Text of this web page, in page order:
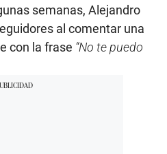
semanas, Alejandro
al comentar una
con la frase “No te puedo